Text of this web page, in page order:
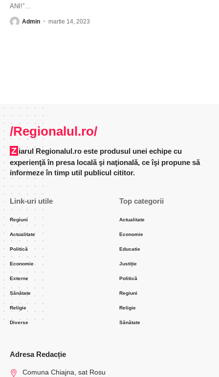
ANI!”
Admin martie 14, 2023
/Regionalul.ro/
Ziarul Regionalul.ro este produsul unei echipe cu
experienţă în presa locală şi naţională, ce îşi propune să
informeze în timp util publicul cititor.
Link-uri utile
Regiuni
Actualitate
Politică
Economie
Externe
Sănătate
Religie
Diverse
Top categorii
Actualitate
Economie
Educatie
Justiție
Politică
Regiuni
Religie
Sănătate
Adresa Redacție
Comuna Chiajna, sat Rosu